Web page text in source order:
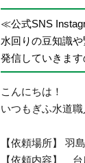
≪公式SNS
水回りの豆知識
発信していきま
こんにちは！
いつもぎふ水道
【依頼場所】 羽
【依頼内容】